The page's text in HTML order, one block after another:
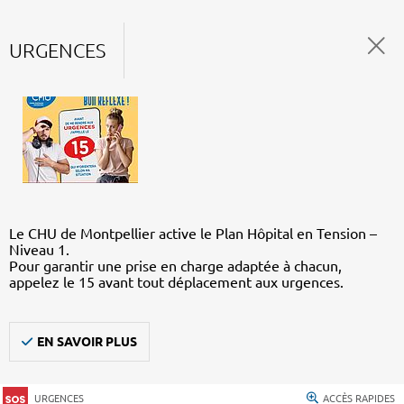
URGENCES
Le CHU de Montpellier active le Plan Hôpital en Tension –
Niveau 1.
Pour garantir une prise en charge adaptée à chacun,
appelez le 15 avant tout déplacement aux urgences.
EN SAVOIR PLUS
URGENCES ACCÈS RAPIDES